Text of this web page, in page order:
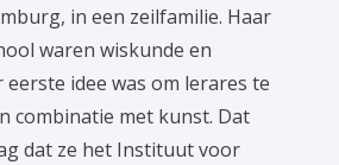
in een zeilfamilie. Haar
waren wiskunde en
idee was om lerares te
combinatie met kunst. Dat
dat ze het Instituut voor